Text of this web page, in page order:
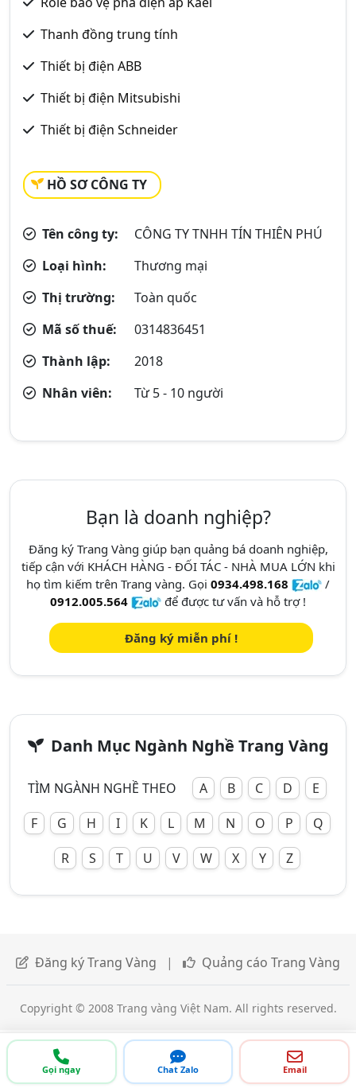
Thanh đồng trung tính
Thiết bị điện ABB
Thiết bị điện Mitsubishi
Thiết bị điện Schneider
HỒ SƠ CÔNG TY
Tên công ty:
CÔNG TY TNHH TÍN THIÊN PHÚ
Loại hình:
Thương mại
Thị trường:
Toàn quốc
Mã số thuế:
0314836451
Thành lập:
2018
Nhân viên:
Từ 5 - 10 người
Gọi ngay Chat Zalo Email
Bạn là doanh nghiệp?
Đăng ký Trang Vàng giúp bạn quảng bá doanh nghiệp,
tiếp cận với KHÁCH HÀNG - ĐỐI TÁC - NHÀ MUA LỚN khi
họ tìm kiếm trên Trang vàng. Gọi 0934.498.168
/
0912.005.564
để được tư vấn và hỗ trợ !
Đăng ký miễn phí !
Danh Mục Ngành Nghề Trang Vàng
TÌM NGÀNH NGHỀ THEO A B C D
E
F
G H I K L M N O P
Q
R
S T U V W X Y Z
Đăng ký Trang Vàng | Quảng cáo Trang Vàng
Copyright © 2008 Trang vàng Việt Nam. All rights reserved.